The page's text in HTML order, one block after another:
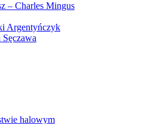
– Charles Mingus
Argentyńczyk